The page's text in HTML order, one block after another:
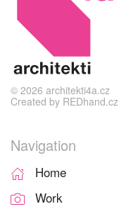
© 2026 architekti4a.cz
Created by REDhand.cz
Navigation
Home
Work